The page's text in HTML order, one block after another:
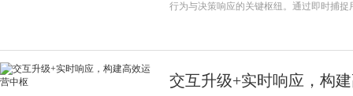
行为与决策响应的关键枢纽。通过即时捕
交互升级+实时响应，构